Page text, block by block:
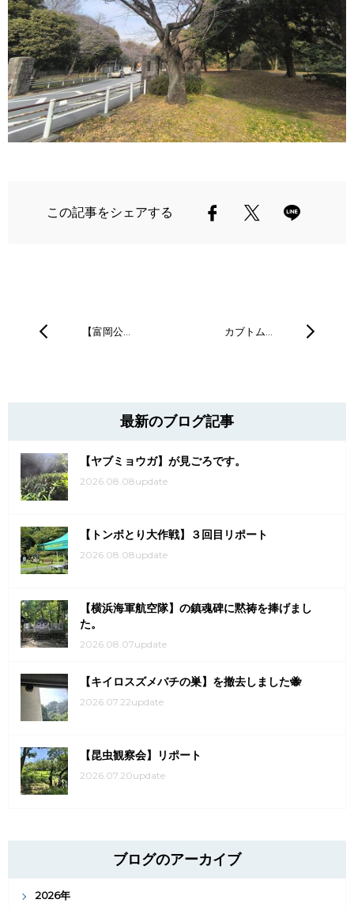
この記事をシェアする
【富岡公… カブトム…
最新のブログ記事
【ヤブミョウガ】が見ごろです。
2026.08.08update
【トンボとり大作戦】３回目リポート
2026.08.08update
【横浜海軍航空隊】の鎮魂碑に黙祷を捧げまし
た。
2026.08.07update
【キイロスズメバチの巣】を撤去しました🐝
2026.07.22update
【昆虫観察会】リポート
2026.07.20update
ブログのアーカイブ
2026年